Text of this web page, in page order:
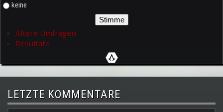
keine
Ältere Umfragen
Resultate
LETZTE KOMMENTARE